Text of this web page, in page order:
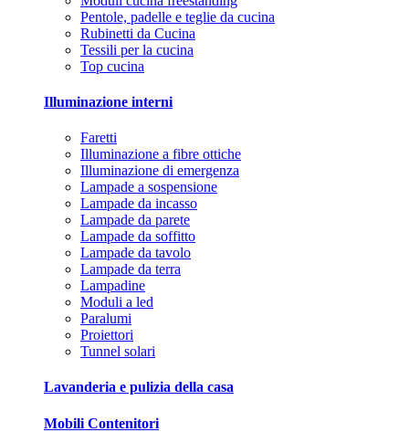
Pentole, padelle e teglie da cucina
Rubinetti da Cucina
Tessili per la cucina
Top cucina
Illuminazione interni
Faretti
Illuminazione a fibre ottiche
Illuminazione di emergenza
Lampade a sospensione
Lampade da incasso
Lampade da parete
Lampade da soffitto
Lampade da tavolo
Lampade da terra
Lampadine
Moduli a led
Paralumi
Proiettori
Tunnel solari
Lavanderia e pulizia della casa
Mobili Contenitori